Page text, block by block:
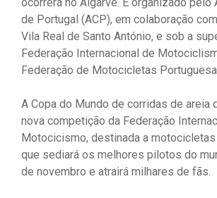
de Portugal (ACP), em colaboração
Vila Real de Santo António, e sob a
Federação Internacional de
Federação de Motocicletas
A Copa do Mundo de corridas de areia
nova competição da Federação
Motocicismo, destinada a
que sediará os melhores pilotos do
de novembro e atrairá milhares de fãs.